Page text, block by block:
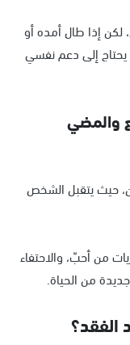
إذا طال أمده أو
يحتاج إلى دعم نفسي
حيث يتقبل الشخص
من أحبّ، والاحتفاء
من الحياة.